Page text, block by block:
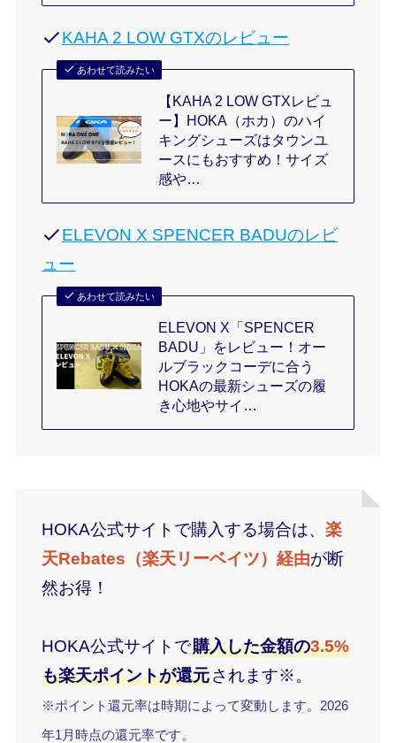
KAHA 2 LOW GTXのレビュー
あわせて読みたい
【KAHA 2 LOW GTXレビュ
ー】HOKA（ホカ）のハイ
キングシューズはタウンユ
ースにもおすすめ！サイズ
感や…
ELEVON X SPENCER BADUのレビ
ュー
あわせて読みたい
ELEVON X「SPENCER
BADU」をレビュー！オー
ルブラックコーデに合う
HOKAの最新シューズの履
き心地やサイ…
HOKA公式サイトで購入する場合は、楽
天Rebates（楽天リーベイツ）経由が断
然お得！
HOKA公式サイトで購入した金額の3.5%
も楽天ポイントが還元されます※。
※ポイント還元率は時期によって変動します。2026
年1月時点の還元率です。